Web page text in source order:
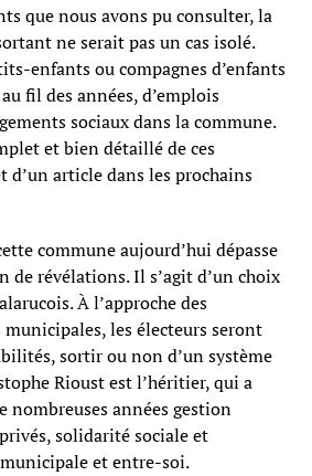
que nous avons pu consulter, la
ne serait pas un cas isolé.
enfants ou compagnes d’enfants
fil des années, d’emplois
sociaux dans la commune.
et bien détaillé de ces
d’un article dans les prochains
commune aujourd’hui dépasse
de révélations. Il s’agit d’un choix
À l’approche des
les électeurs seront
sortir ou non d’un système
Rioust est l’héritier, qui a
nombreuses années gestion
solidarité sociale et
et entre-soi.